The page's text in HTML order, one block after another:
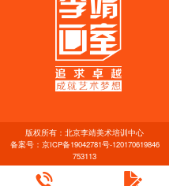
版权所有：北京李靖美术培训中心
备案号： 京ICP备19042781号-120170619846
753113